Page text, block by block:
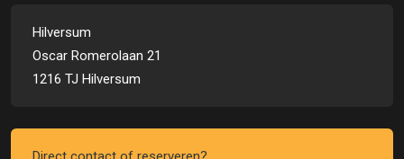
Hilversum
Oscar Romerolaan 21
1216 TJ Hilversum